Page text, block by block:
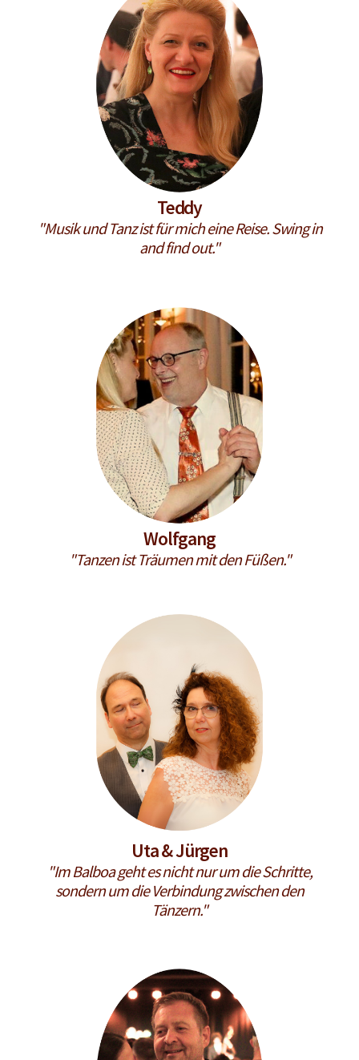
Teddy
"Musik und Tanz ist für mich eine Reise. Swing in
and find out."
Wolfgang
"Tanzen ist Träumen mit den Füßen."
Uta & Jürgen
"Im Balboa geht es nicht nur um die Schritte,
sondern um die Verbindung zwischen den
Tänzern."